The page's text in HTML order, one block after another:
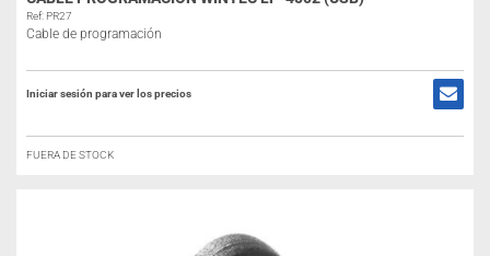
Ref: PR27
Cable de programación
Iniciar sesión para ver los precios
FUERA DE STOCK